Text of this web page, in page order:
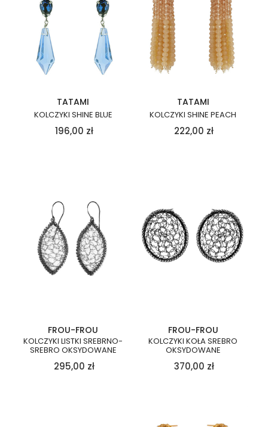
TATAMI
KOLCZYKI SHINE BLUE
196,00 zł
TATAMI
KOLCZYKI SHINE PEACH
222,00 zł
FROU-FROU
KOLCZYKI LISTKI SREBRNO-
SREBRO OKSYDOWANE
295,00 zł
FROU-FROU
KOLCZYKI KOŁA SREBRO
OKSYDOWANE
370,00 zł